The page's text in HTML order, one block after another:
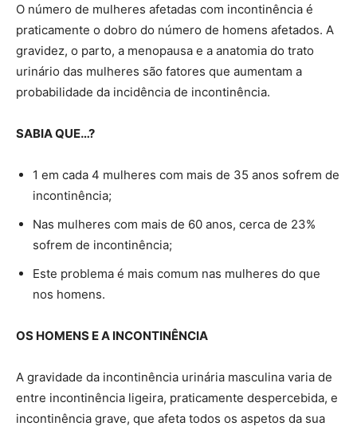
O número de mulheres afetadas com incontinência é
praticamente o dobro do número de homens afetados. A
gravidez, o parto, a menopausa e a anatomia do trato
urinário das mulheres são fatores que aumentam a
probabilidade da incidência de incontinência.
SABIA QUE…?
1 em cada 4 mulheres com mais de 35 anos sofrem de
incontinência;
Nas mulheres com mais de 60 anos, cerca de 23%
sofrem de incontinência;
Este problema é mais comum nas mulheres do que
nos homens.
OS HOMENS E A INCONTINÊNCIA
A gravidade da incontinência urinária masculina varia de
entre incontinência ligeira, praticamente despercebida, e
incontinência grave, que afeta todos os aspetos da sua